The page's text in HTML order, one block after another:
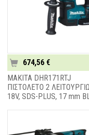
674,56 €
MAKITA DHR171RTJ
ΠΙΣΤΟΛΕΤΟ 2
18V, SDS-PLUS, 17 mm